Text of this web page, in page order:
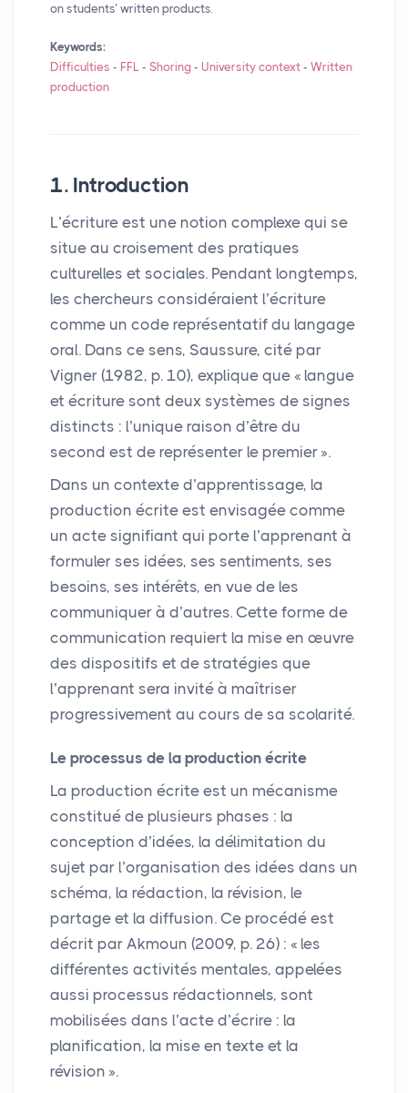
on students’ written products.
Keywords:
Difficulties - FFL - Shoring - University context - Written
production
1. Introduction
L’écriture est une notion complexe qui se
situe au croisement des pratiques
culturelles et sociales. Pendant longtemps,
les chercheurs considéraient l’écriture
comme un code représentatif du langage
oral. Dans ce sens, Saussure, cité par
Vigner (1982, p. 10), explique que « langue
et écriture sont deux systèmes de signes
distincts : l’unique raison d’être du
second est de représenter le premier ».
Dans un contexte d’apprentissage, la
production écrite est envisagée comme
un acte signifiant qui porte l’apprenant à
formuler ses idées, ses sentiments, ses
besoins, ses intérêts, en vue de les
communiquer à d’autres. Cette forme de
communication requiert la mise en œuvre
des dispositifs et de stratégies que
l’apprenant sera invité à maîtriser
progressivement au cours de sa scolarité.
Le processus de la production écrite
La production écrite est un mécanisme
constitué de plusieurs phases : la
conception d’idées, la délimitation du
sujet par l’organisation des idées dans un
schéma, la rédaction, la révision, le
partage et la diffusion. Ce procédé est
décrit par Akmoun (2009, p. 26) : « les
différentes activités mentales, appelées
aussi processus rédactionnels, sont
mobilisées dans l’acte d’écrire : la
planification, la mise en texte et la
révision ».